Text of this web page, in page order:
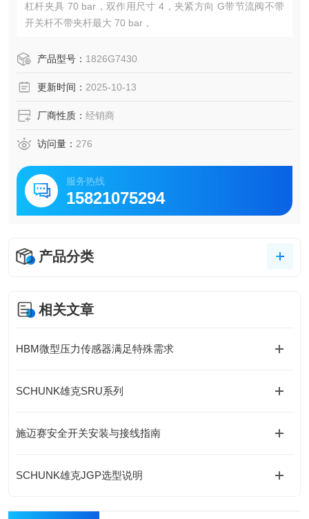
杠杆夹具 70 bar，双作用尺寸 4，夹紧方向 G带节流阀不带
开关杆不带夹杆最大 70 bar，
产品型号： 1826G7430
更新时间： 2025-10-13
厂商性质： 经销商
访问量： 276
服务热线
15821075294
产品分类
相关文章
HBM微型压力传感器满足特殊需求
SCHUNK雄克SRU系列
施迈赛安全开关安装与接线指南
SCHUNK雄克JGP选型说明